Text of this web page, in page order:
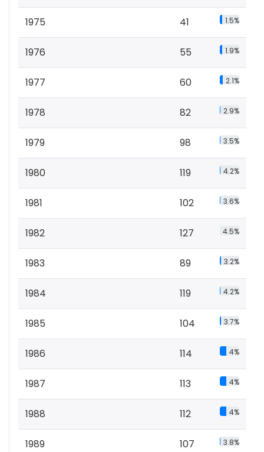
1975 41 1.5%
1976 55 1.9%
1977 60 2.1%
1978 82 2.9%
1979 98 3.5%
1980 119 4.2%
1981 102 3.6%
1982 127 4.5%
1983 89 3.2%
1984 119 4.2%
1985 104 3.7%
1986 114 4%
1987 113 4%
1988 112 4%
1989 107 3.8%